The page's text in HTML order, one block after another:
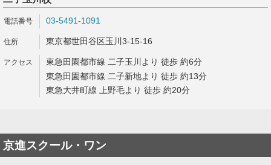
03-5491-1091
東京都世田谷区玉川3-15-16
東急田園都市線 二子玉川より 徒歩 約6分
東急田園都市線 二子新地より 徒歩 約13分
東急大井町線 上野毛より 徒歩 約20分
京進スクール・ワン